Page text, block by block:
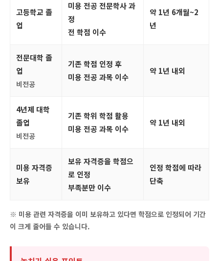
고등학교 졸
업
미용 전공 전문학사 과
정
전 학점 이수
약 1년 6개월~2
년
전문대학 졸
업
비전공
기존 학점 인정 후
미용 전공 과목 이수
약 1년 내외
4년제 대학
졸업
비전공
기존 학위 학점 활용
미용 전공 과목 이수
약 1년 내외
미용 자격증
보유
보유 자격증을 학점으
로 인정
부족분만 이수
인정 학점에 따라
단축
※ 미용 관련 자격증을 이미 보유하고 있다면 학점으로 인정되어 기간
이 크게 줄어들 수 있습니다.